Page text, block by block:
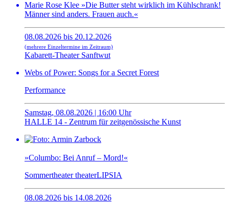
Marie Rose Klee »Die Butter steht wirklich im Kühlschrank!
Männer sind anders. Frauen auch.«
08.08.2026 bis 20.12.2026
(mehrere Einzeltermine im Zeitraum)
Kabarett-Theater Sanftwut
Webs of Power: Songs for a Secret Forest
Performance
Samstag, 08.08.2026 | 16:00 Uhr
HALLE 14 - Zentrum für zeitgenössische Kunst
»Columbo: Bei Anruf – Mord!«
Sommertheater theaterLIPSIA
08.08.2026 bis 14.08.2026